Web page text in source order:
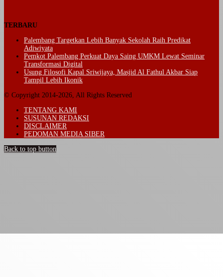
TERBARU
Palembang Targetkan Lebih Banyak Sekolah Raih Predikat
Adiwiyata
Pemkot Palembang Perkuat Daya Saing UMKM Lewat Seminar
Transformasi Digital
Usung Filosofi Kapal Sriwijaya, Masjid Al Fathul Akbar Siap
Tampil Lebih Ikonik
© Copyright 2014-2026, All Rights Reserved
TENTANG KAMI
SUSUNAN REDAKSI
DISCLAIMER
PEDOMAN MEDIA SIBER
Back to top button